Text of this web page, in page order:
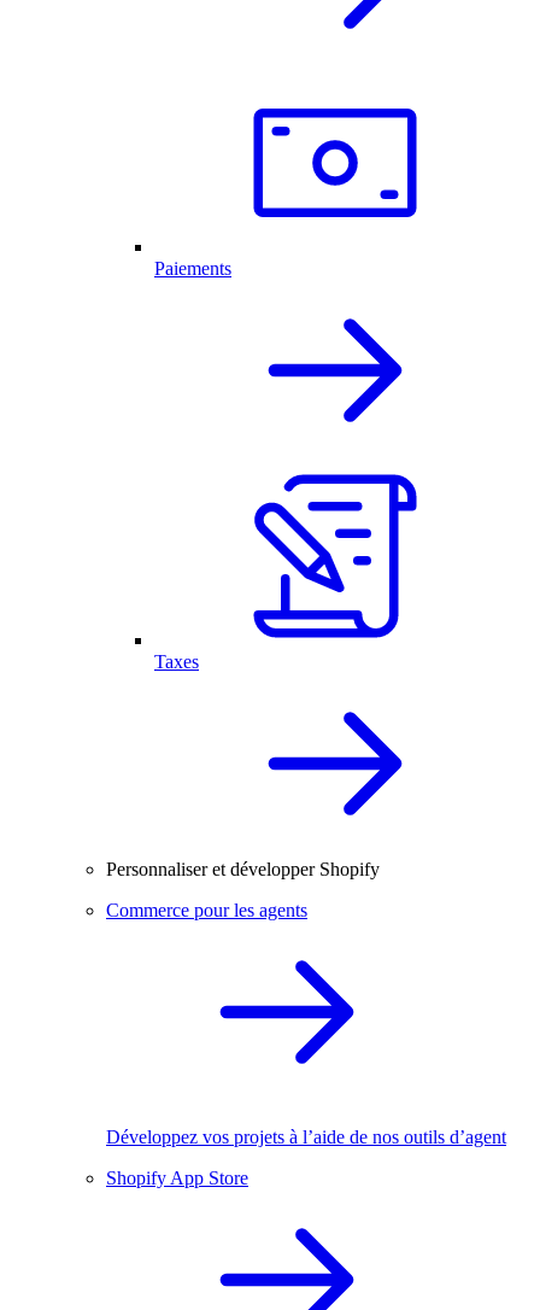
Paiements
Taxes
Personnaliser et développer Shopify
Commerce pour les agents
Développez vos projets à l’aide de nos outils d’agent
Shopify App Store